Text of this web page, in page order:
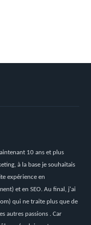
10 ans et plus
à la base je souhaitais
expérience en
et en SEO. Au final, j'ai
) qui ne traite plus que de
autres passions . Car